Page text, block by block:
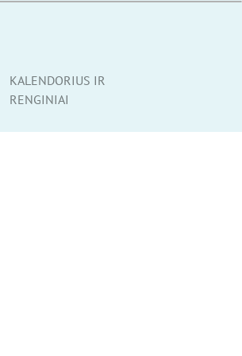
KALENDORIUS IR
RENGINIAI